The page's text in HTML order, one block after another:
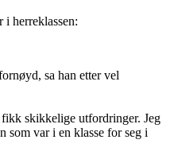
i herreklassen:
sa han etter vel
skikkelige utfordringer. Jeg
som var i en klasse for seg i